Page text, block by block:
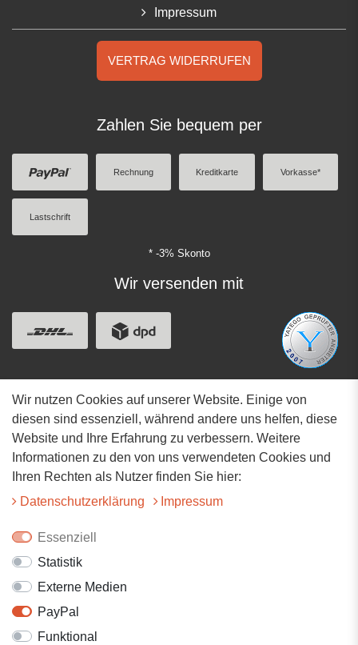
Impressum
VERTRAG WIDERRUFEN
Zahlen Sie bequem per
Rechnung Kreditkarte Vorkasse*
Lastschrift
* -3% Skonto
Wir versenden mit
Adresse
Hauptstrasse 34
73117 Wangen
07161-9566068
Wir nutzen Cookies auf unserer Website. Einige von
diesen sind essenziell, während andere uns helfen, diese
Website und Ihre Erfahrung zu verbessern. Weitere
Informationen zu den von uns verwendeten Cookies und
Ihren Rechten als Nutzer finden Sie hier:
Daten­schutz­erklärung
Impressum
Essenziell
Statistik
Externe Medien
PayPal
Funktional